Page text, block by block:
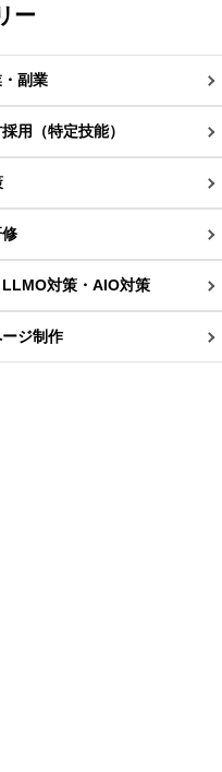
ー
副業
用（特定技能）
対策・AIO対策
ジ制作